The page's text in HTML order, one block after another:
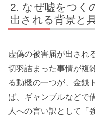
なぜ嘘をつく
出される背景と
虚偽の被害届が出され
切羽詰まった事情が複
る動機の一つが、金銭
ば、ギャンブルなどで
人への言い訳として「